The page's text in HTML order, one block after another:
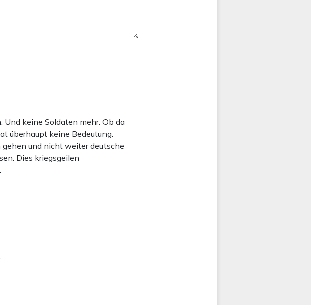
keine Soldaten mehr. Ob da
überhaupt keine Bedeutung.
und nicht weiter deutsche
Dies kriegsgeilen